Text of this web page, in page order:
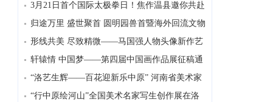
家首次获该奖
3月21日首个国际太极拳日！焦作温县邀你共赴
千年文化之约
归途万里 盛世聚首 圆明园兽首暨海外回流文物
特展亮相洛阳
形线共美 尽致精微——马国强人物头像新作艺
术特色赏析
轩辕情 中国梦——第四届中国画作品展征稿通
知“洛艺生辉——百花迎新乐中原” 河南省美术家
协会走进洛阳美术
“行中原绘河山”全国美术名家写生创作展在洛